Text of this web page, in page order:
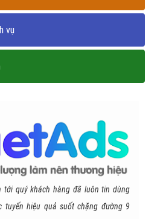
vụ
tới quý khách hàng đã luôn tin dùng
tuyến hiệu quả suốt chặng đường 9